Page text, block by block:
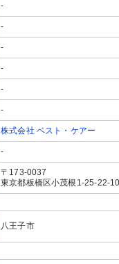
-
-
-
-
-
-
株式会社 ベスト・ケアー
-
〒173-0037
東京都板橋区小茂根1-25-22-
八王子市